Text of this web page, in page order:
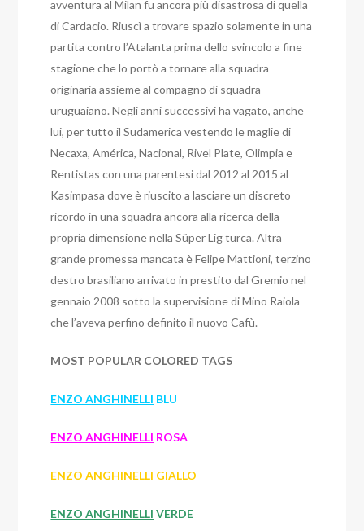
avventura al Milan fu ancora più disastrosa di quella
di Cardacio. Riuscì a trovare spazio solamente in una
partita contro l’Atalanta prima dello svincolo a fine
stagione che lo portò a tornare alla squadra
originaria assieme al compagno di squadra
uruguaiano. Negli anni successivi ha vagato, anche
lui, per tutto il Sudamerica vestendo le maglie di
Necaxa, América, Nacional, Rivel Plate, Olimpia e
Rentistas con una parentesi dal 2012 al 2015 al
Kasimpasa dove è riuscito a lasciare un discreto
ricordo in una squadra ancora alla ricerca della
propria dimensione nella Süper Lig turca. Altra
grande promessa mancata è Felipe Mattioni, terzino
destro brasiliano arrivato in prestito dal Gremio nel
gennaio 2008 sotto la supervisione di Mino Raiola
che l’aveva perfino definito il nuovo Cafù.
MOST POPULAR COLORED TAGS
ENZO ANGHINELLI BLU
ENZO ANGHINELLI ROSA
ENZO ANGHINELLI GIALLO
ENZO ANGHINELLI VERDE